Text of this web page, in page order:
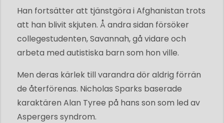
Han fortsätter att tjänstgöra i Afghanistan trots
att han blivit skjuten. Å andra sidan försöker
collegestudenten, Savannah, gå vidare och
arbeta med autistiska barn som hon ville.
Men deras kärlek till varandra dör aldrig förrän
de återförenas. Nicholas Sparks baserade
karaktären Alan Tyree på hans son som led av
Aspergers syndrom.